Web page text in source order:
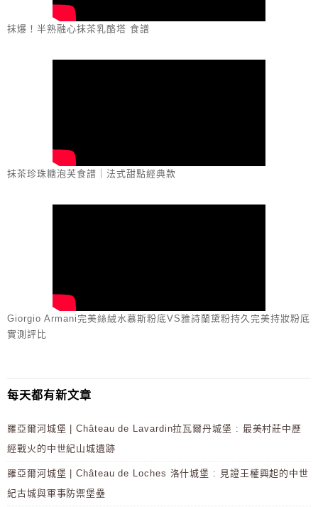
抹爆！半熟融心抹茶乳酪塔 食譜
抹茶珍珠糖泡芙食譜｜法式甜點經典款
Giorgio Armani完美絲絨水慕斯粉底VS雅詩蘭黛粉持久完美持妝粉底
實測評比
每天都有新文章
羅亞爾河城堡 | Château de Lavardin拉瓦爾丹城堡 : 最美村莊中歷
經戰火的中世紀山城遺跡
羅亞爾河城堡 | Château de Loches 洛什城堡 : 見證王權興起的中世
紀古城與軍事防禦堡壘